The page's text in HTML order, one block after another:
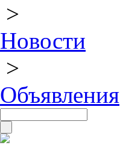
>
Новости
>
Объявления